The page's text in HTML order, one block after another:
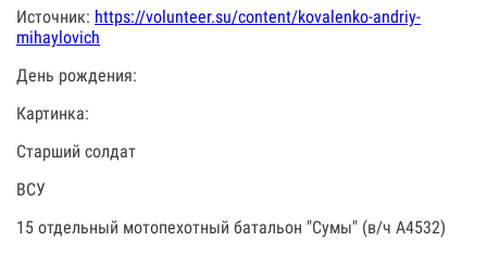
Источник: https://volunteer.su/content/kovalenko-andriy-
mihaylovich
День рождения:
Картинка:
Старший солдат
ВСУ
15 отдельный мотопехотный батальон "Сумы" (в/ч А4532)